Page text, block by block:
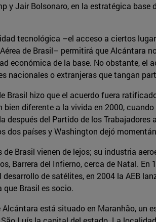
y Jair Bolsonaro, en la estratégica
tecnológica –el acceso a ciertos
de Brasil– permitirá que Alcántara
económica de la base. No obstante,
nacionales o extranjeras que tangan
Brasil hizo que el acuerdo fuera
bien diferente a la vivida en 2000,
después del Partido de los
dos países y Washington dejó
Brasil vienen de lejos; su industria
Barrera del Infierno, cerca de Natal.
desarrollo de satélites, en 2004 la AEB
Brasil es socio.
está situado en Maranhão, un